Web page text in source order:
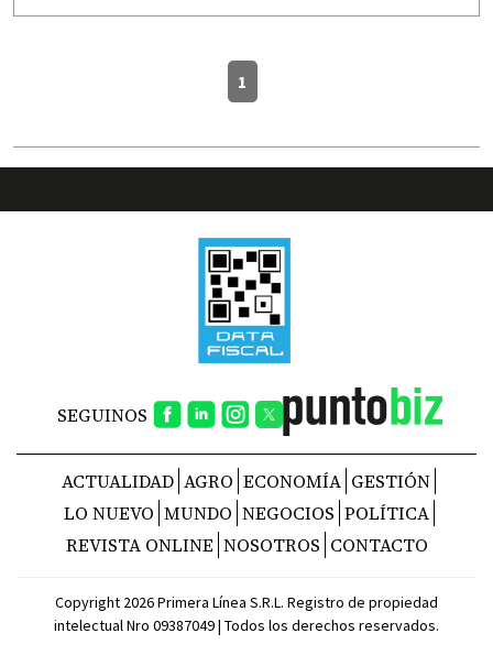
1
SEGUINOS
ACTUALIDAD AGRO ECONOMÍA GESTIÓN
LO NUEVO MUNDO NEGOCIOS POLÍTICA
REVISTA ONLINE NOSOTROS CONTACTO
Copyright 2026 Primera Línea S.R.L. Registro de propiedad
intelectual Nro 09387049 | Todos los derechos reservados.